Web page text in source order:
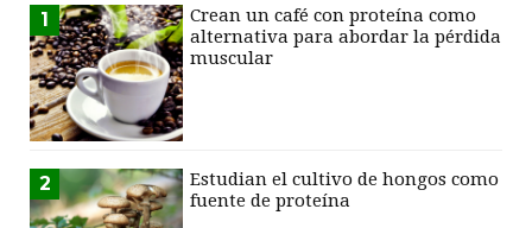
1
Crean un café con proteína como
alternativa para abordar la pérdida
muscular
2
Estudian el cultivo de hongos como
fuente de proteína